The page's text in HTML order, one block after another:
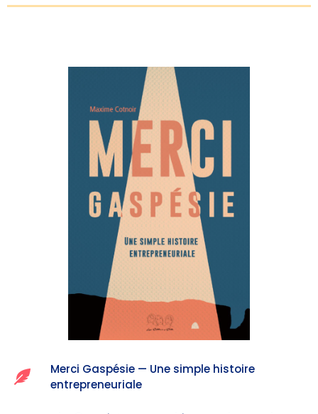
Merci Gaspésie — Une simple histoire
entrepreneuriale